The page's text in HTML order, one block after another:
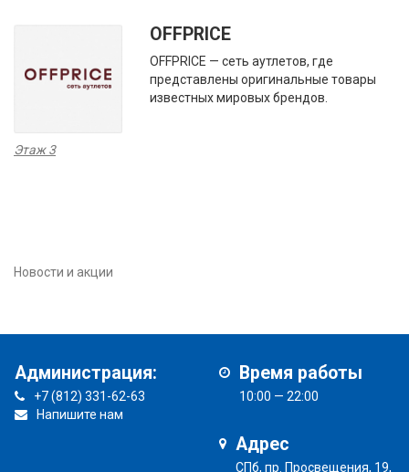
OFFPRICE
OFFPRICE — сеть аутлетов, где
представлены оригинальные товары
известных мировых брендов.
Этаж 3
Новости и акции
Администрация:
+7 (812) 331-62-63
Напишите нам
Время работы
10:00 — 22:00
Адрес
СПб, пр. Просвещения, 19,